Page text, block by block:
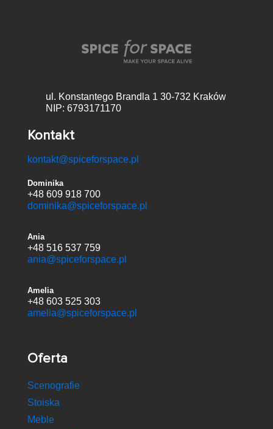
ul. Konstantego Brandla 1 30-732 Kraków
NIP: 6793171170
Kontakt
kontakt@spiceforspace.pl
Dominika
+48 609 918 700
dominika@spiceforspace.pl
Ania
+48 516 537 759
ania@spiceforspace.pl
Amelia
+48 603 525 303
amelia@spiceforspace.pl
Oferta
Scenografie
Stoiska
Meble